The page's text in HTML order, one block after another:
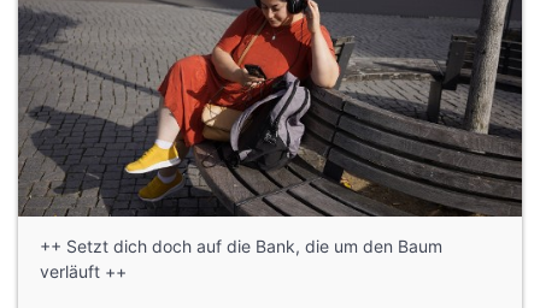
++ Setzt dich doch auf die Bank, die um den Baum
verläuft ++